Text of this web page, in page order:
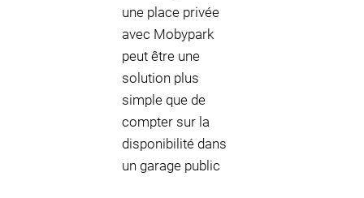
une place privée
avec Mobypark
peut être une
solution plus
simple que de
compter sur la
disponibilité dans
un garage public